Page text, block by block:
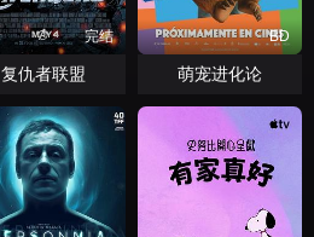
完结
复仇者联盟
BD
萌宠进化论